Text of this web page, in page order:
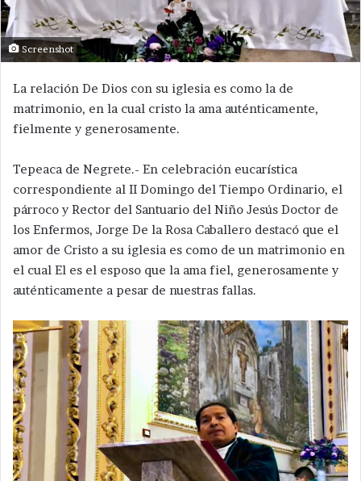
Screenshot
La relación De Dios con su iglesia es como la de
matrimonio, en la cual cristo la ama auténticamente,
fielmente y generosamente.
Tepeaca de Negrete.- En celebración eucarística
correspondiente al II Domingo del Tiempo Ordinario, el
párroco y Rector del Santuario del Niño Jesús Doctor de
los Enfermos, Jorge De la Rosa Caballero destacó que el
amor de Cristo a su iglesia es como de un matrimonio en
el cual El es el esposo que la ama fiel, generosamente y
auténticamente a pesar de nuestras fallas.